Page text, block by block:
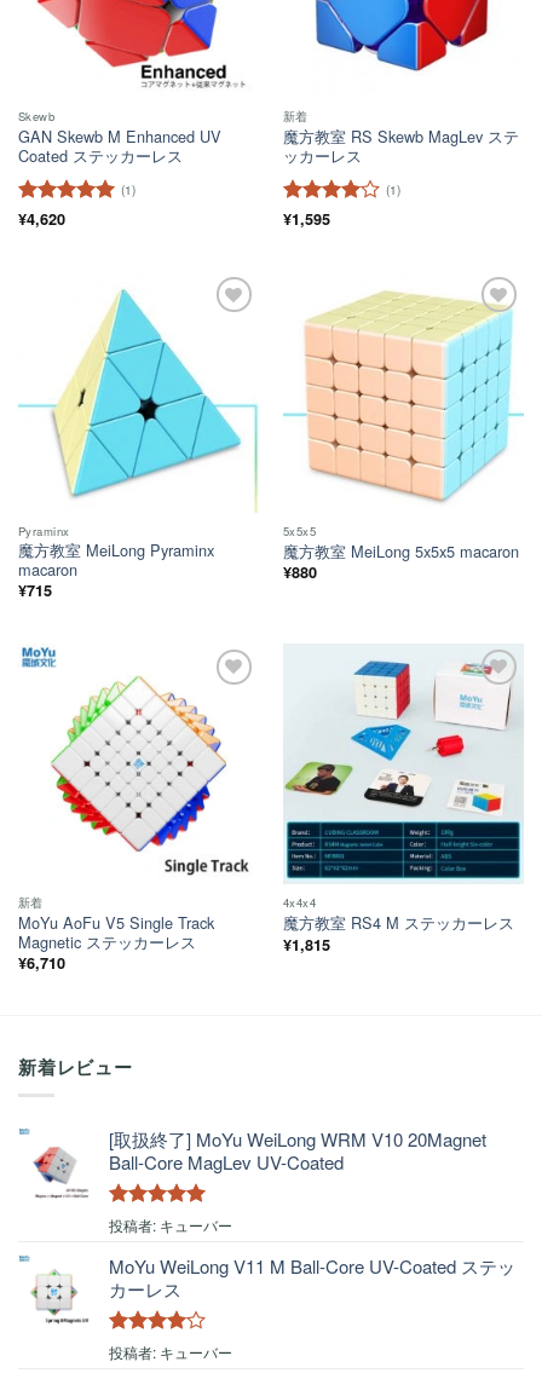
Skewb
GAN Skewb M Enhanced UV
Coated ステッカーレス
5段階中
(1)
¥4,620
新着
魔方教室 RS Skewb MagLev ステ
ッカーレス
5段階中
(1)
¥1,595
Pyraminx
魔方教室 MeiLong Pyraminx
macaron
¥715
ほし
い！
5x5x5
魔方教室 MeiLong 5x5x5 macaron
¥880
新着
MoYu AoFu V5 Single Track
Magnetic ステッカーレス
¥6,710
ほし
い！
4x4x4
魔方教室 RS4 M ステッカーレス
¥1,815
新着レビュー
[取扱終了] MoYu WeiLong WRM V10 20Magnet
Ball-Core MagLev UV-Coated
5段階中 5 の
投稿者: キューバー
MoYu WeiLong V11 M Ball-Core UV-Coated ステッ
カーレス
5段階中 4
投稿者: キューバー